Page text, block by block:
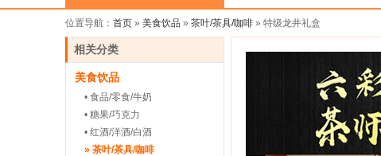
位置导航： 首页 » 美食饮品 » 茶叶/茶具/咖啡 » 特级龙井礼盒
相关分类
美食饮品
• 食品/零食/牛奶
• 糖果/巧克力
• 红酒/洋酒/白酒
» 茶叶/茶具/咖啡